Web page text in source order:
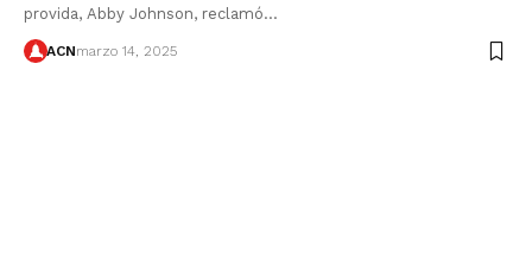
provida, Abby Johnson, reclamó…
ACNmarzo 14, 2025